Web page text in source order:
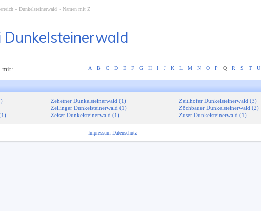
Dunkelsteinerwald Namen mit Z
Dunkelsteinerwald
mit: A B C D E F G H I J K L M N O P Q R S T U
Zehetner Dunkelsteinerwald (1)
Zeilinger Dunkelsteinerwald (1)
Zeiser Dunkelsteinerwald (1)
Zeitlhofer Dunkelsteinerwald (3)
Zöchbauer Dunkelsteinerwald (2)
Zuser Dunkelsteinerwald (1)
Impressum Datenschutz